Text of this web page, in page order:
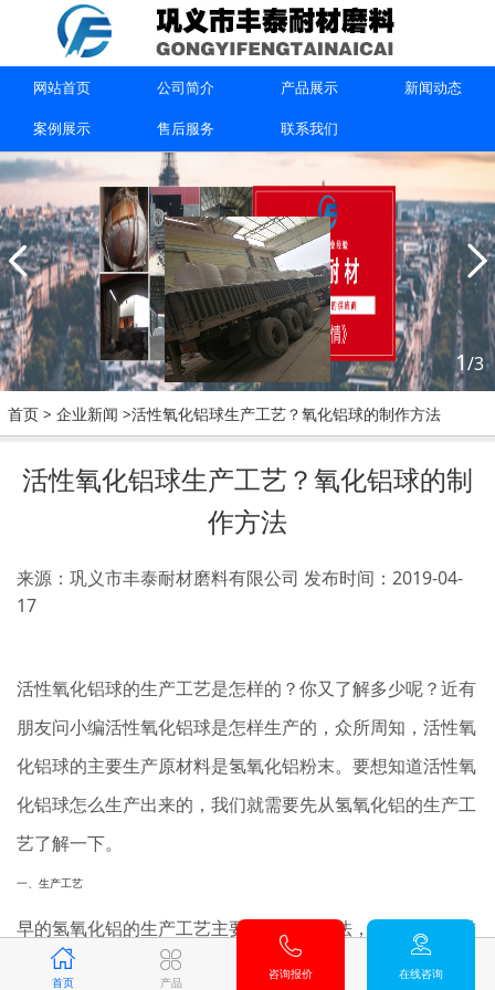
首页 产品
咨询报价 在线咨询
网站首页 公司简介 产品展示 新闻动态
案例展示 售后服务 联系我们
1/3
首页> 企业新闻 >活性氧化铝球生产工艺？氧化铝球的制作方法
活性氧化铝球生产工艺？氧化铝球的制
作方法
来源：巩义市丰泰耐材磨料有限公司 发布时间：2019-04-
17
活性氧化铝球的生产工艺是怎样的？你又了解多少呢？近有
朋友问小编活性氧化铝球是怎样生产的，众所周知，活性氧
化铝球的主要生产原材料是氢氧化铝粉末。要想知道活性氧
化铝球怎么生产出来的，我们就需要先从氢氧化铝的生产工
艺了解一下。
一、生产工艺
早的氢氧化铝的生产工艺主要是苏打烧结法，后来发展改进
出现拜耳法、碱石灰烧结法、碳酸氢铵法等。目前拜耳法流
上一篇：没有了
下一篇： 浸渍氧化铝吸附剂使用的时候注意事项是什么呢？
15670615091
巩义市丰泰耐材磨料有限公司